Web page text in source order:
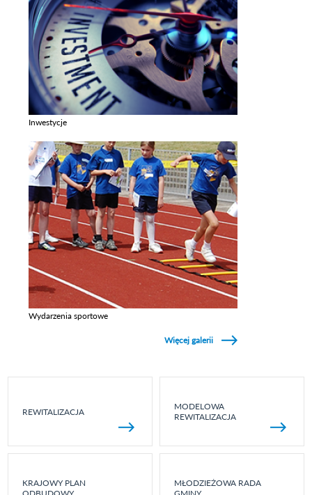
Inwestycje
Wydarzenia sportowe
Więcej galerii
REWITALIZACJA
MODELOWA
REWITALIZACJA
KRAJOWY PLAN
MŁODZIEŻOWA RADA